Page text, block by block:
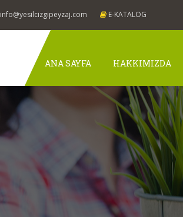
info@yesilcizgipeyzaj.com E-KATALOG
ANA SAYFA HAKKIMIZDA